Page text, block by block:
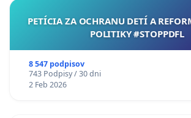
PETÍCIA ZA OCHRANU DETÍ A
POLITIKY #STOPPDFL
8 547 podpisov
743 Podpisy / 30 dni
2 Feb 2026